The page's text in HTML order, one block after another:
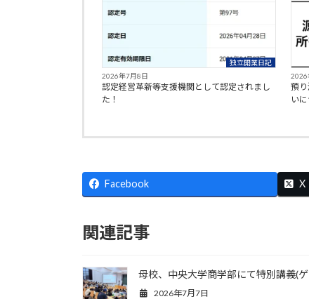
独立開業日記
2026年7月8日
認定経営革新等支援機関として認定されまし
た！
2026
預
い
Facebook X
関連記事
母校、中央大学商学部にて特別講義(
2026年7月7日